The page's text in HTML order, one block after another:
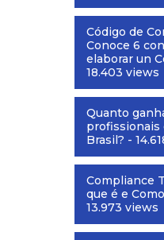
Código de
Conoce 6
elaborar un
18.403 views
Quanto
profissionais
Brasil? -
Compliance
que é e
13.973 views